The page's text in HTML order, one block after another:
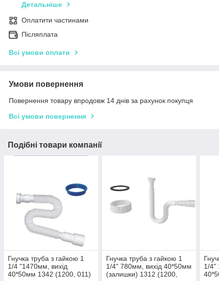
Детальніше
Оплатити частинами
Післяплата
Всі умови оплати
Умови повернення
Повернення товару впродовж 14 днів за рахунок покупця
Всі умови повернення
Подібні товари компанії
Гнучка труба з гайкою 1
1/4 "1470мм, вихід
40*50мм 1342 (1200, 011)
Гнучка труба з гайкою 1
1/4" 780мм, вихід 40*50мм
(залишки) 1312 (1200,
1/4"